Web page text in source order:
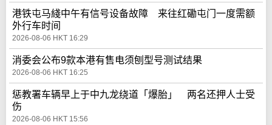
港铁屯马綫中午有信号设备故障 来往红磡屯门一度需额
外行车时间
2026-08-06 HKT 16:29
消委会公布9款本港有售电须刨型号测试结果
2026-08-06 HKT 16:25
惩教署车辆早上于中九龙绕道「爆胎」 两名还押人士受
伤
2026-08-06 HKT 15:56